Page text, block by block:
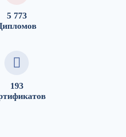
5 773
193